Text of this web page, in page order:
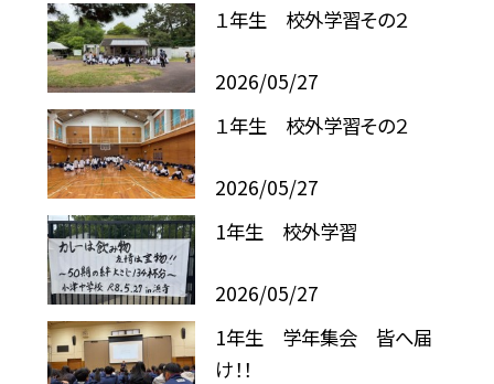
１年生 校外学習その２
2026/05/27
１年生 校外学習その２
2026/05/27
1年生 校外学習
2026/05/27
1年生 学年集会 皆へ届
け！！